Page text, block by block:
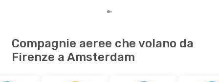
Compagnie aeree che volano da
Firenze a Amsterdam